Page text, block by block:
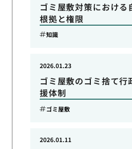
ゴミ屋敷対策における
根拠と権限
知識
ゴミ屋敷のゴミ捨て行
援体制
2026.01.23
ゴミ屋敷
2026.01.11